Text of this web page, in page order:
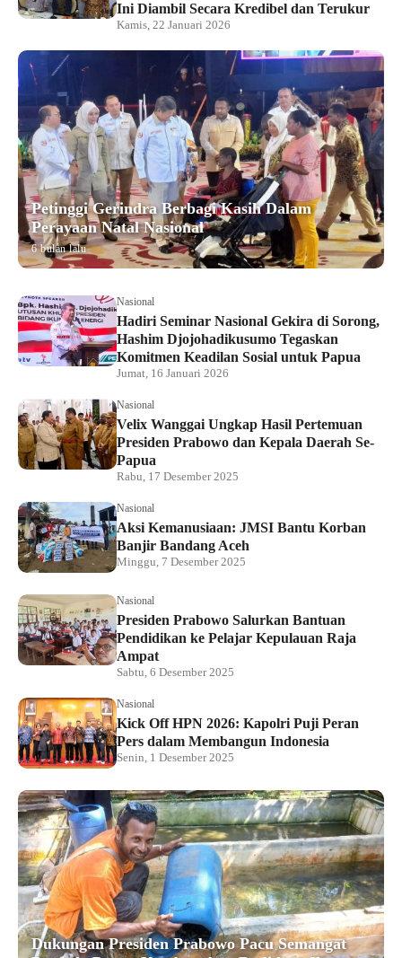
Ini Diambil Secara Kredibel dan Terukur
Kamis, 22 Januari 2026
Petinggi Gerindra Berbagi Kasih Dalam
Perayaan Natal Nasional
6 bulan lalu
Nasional
Hadiri Seminar Nasional Gekira di Sorong,
Hashim Djojohadikusumo Tegaskan
Komitmen Keadilan Sosial untuk Papua
Jumat, 16 Januari 2026
Nasional
Velix Wanggai Ungkap Hasil Pertemuan
Presiden Prabowo dan Kepala Daerah Se-
Papua
Rabu, 17 Desember 2025
Nasional
Aksi Kemanusiaan: JMSI Bantu Korban
Banjir Bandang Aceh
Minggu, 7 Desember 2025
Nasional
Presiden Prabowo Salurkan Bantuan
Pendidikan ke Pelajar Kepulauan Raja
Ampat
Sabtu, 6 Desember 2025
Nasional
Kick Off HPN 2026: Kapolri Puji Peran
Pers dalam Membangun Indonesia
Senin, 1 Desember 2025
Dukungan Presiden Prabowo Pacu Semangat